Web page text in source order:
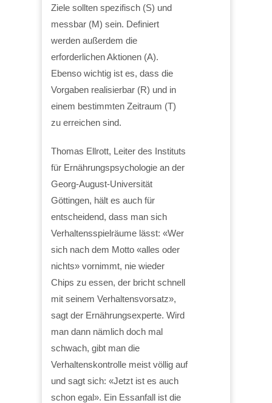
Ziele sollten spezifisch (S) und
messbar (M) sein. Definiert
werden außerdem die
erforderlichen Aktionen (A).
Ebenso wichtig ist es, dass die
Vorgaben realisierbar (R) und in
einem bestimmten Zeitraum (T)
zu erreichen sind.
Thomas Ellrott, Leiter des Instituts
für Ernährungspsychologie an der
Georg-August-Universität
Göttingen, hält es auch für
entscheidend, dass man sich
Verhaltensspielräume lässt: «Wer
sich nach dem Motto «alles oder
nichts» vornimmt, nie wieder
Chips zu essen, der bricht schnell
mit seinem Verhaltensvorsatz»,
sagt der Ernährungsexperte. Wird
man dann nämlich doch mal
schwach, gibt man die
Verhaltenskontrolle meist völlig auf
und sagt sich: «Jetzt ist es auch
schon egal». Ein Essanfall ist die